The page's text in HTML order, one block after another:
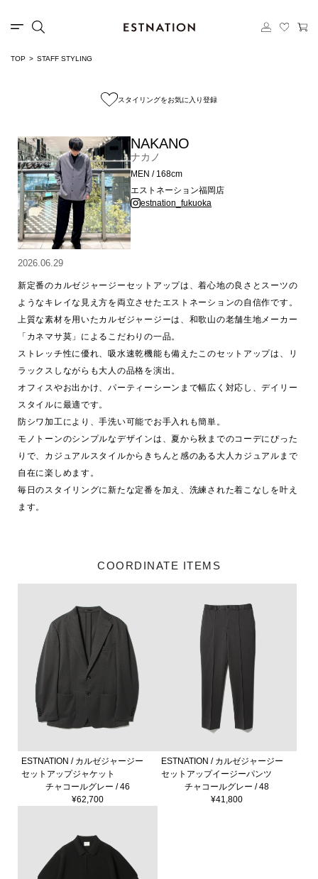
TOP STAFF STYLING
スタイリングをお気に入り登録
NAKANO
ナカノ
MEN / 168cm
エストネーション福岡店
estnation_fukuoka
2026.06.29
新定番のカルゼジャージーセットアップは、着心地の良さとスーツの
ようなキレイな見え方を両立させたエストネーションの自信作です。
上質な素材を用いたカルゼジャージーは、和歌山の老舗生地メーカー
「カネマサ莫」によるこだわりの一品。
ストレッチ性に優れ、吸水速乾機能も備えたこのセットアップは、リ
ラックスしながらも大人の品格を演出。
オフィスやお出かけ、パーティーシーンまで幅広く対応し、デイリー
スタイルに最適です。
防シワ加工により、手洗い可能でお手入れも簡単。
モノトーンのシンプルなデザインは、夏から秋までのコーデにぴった
りで、カジュアルスタイルからきちんと感のある大人カジュアルまで
自在に楽しめます。
毎日のスタイリングに新たな定番を加え、洗練された着こなしを叶え
COORDINATE ITEMS
ESTNATION / カルゼジャージー
セットアップジャケット
チャコールグレー / 46
¥62,700
ESTNATION / カルゼジャージー
セットアップイージーパンツ
チャコールグレー / 48
¥41,800